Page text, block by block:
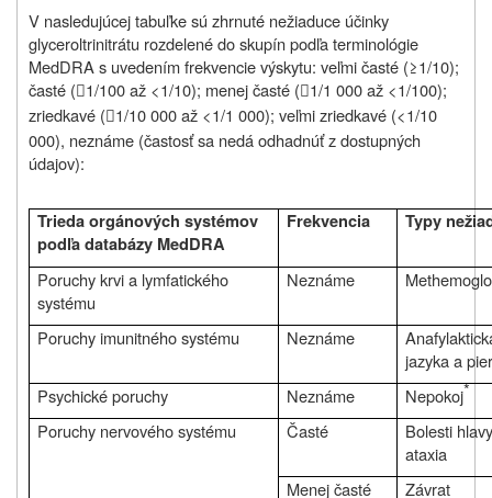
V nasledujúcej tabuľke sú zhrnuté nežiaduce účinky
glyceroltrinitrátu rozdelené do skupín podľa terminológie
MedDRA s uvedením frekvencie výskytu: veľmi časté (≥1/10);
časté (1/100 až <1/10); menej časté (1/1 000 až <1/100);
zriedkavé (1/10 000 až <1/1 000); veľmi zriedkavé (<1/10
000), neznáme (častosť sa nedá odhadnúť z dostupných
údajov):
Trieda orgánových systémov
podľa databázy MedDRA
Frekvencia Typy
Poruchy krvi a lymfatického
systému
Neznáme
Poruchy imunitného systému Neznáme
jazyka a
Psychické poruchy
Neznáme Nepokoj*
Poruchy nervového systému
Časté
Bolesti
ataxia
Menej časté
Závrat